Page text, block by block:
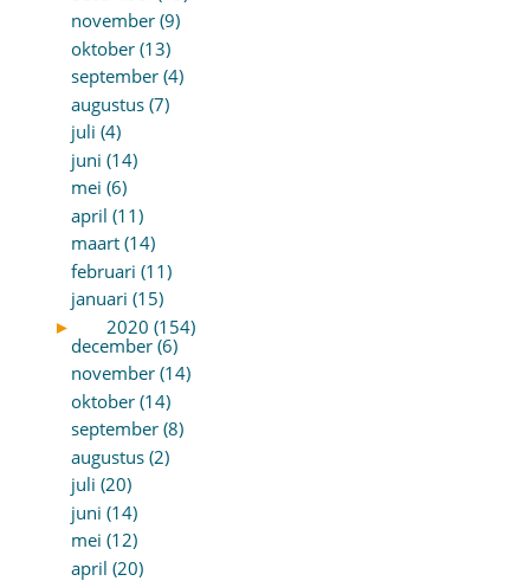
november (9)
oktober (13)
september (4)
augustus (7)
juli (4)
juni (14)
mei (6)
april (11)
maart (14)
februari (11)
januari (15)
►
2020 (154)
december (6)
november (14)
oktober (14)
september (8)
augustus (2)
juli (20)
juni (14)
mei (12)
april (20)